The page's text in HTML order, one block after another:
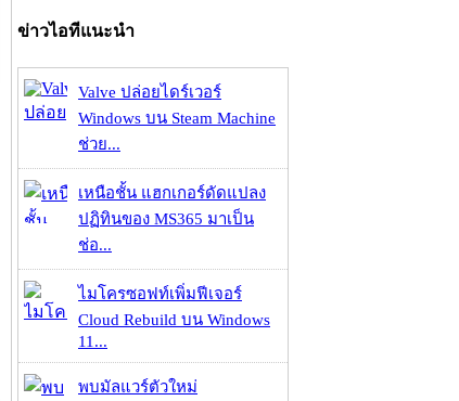
ข่าวไอทีแนะนำ
Valve ปล่อยไดร์เวอร์
Windows บน Steam Machine
ช่วย...
เหนือชั้น แฮกเกอร์ดัดแปลง
ปฏิทินของ MS365 มาเป็น
ช่อ...
ไมโครซอฟท์เพิ่มฟีเจอร์
Cloud Rebuild บน Windows
11...
พบมัลแวร์ตัวใหม่